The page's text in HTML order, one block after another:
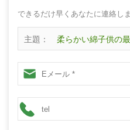
できるだけ早くあなたに連絡し
主題： 柔らかい綿子供の
クス、中国卸売カスタム